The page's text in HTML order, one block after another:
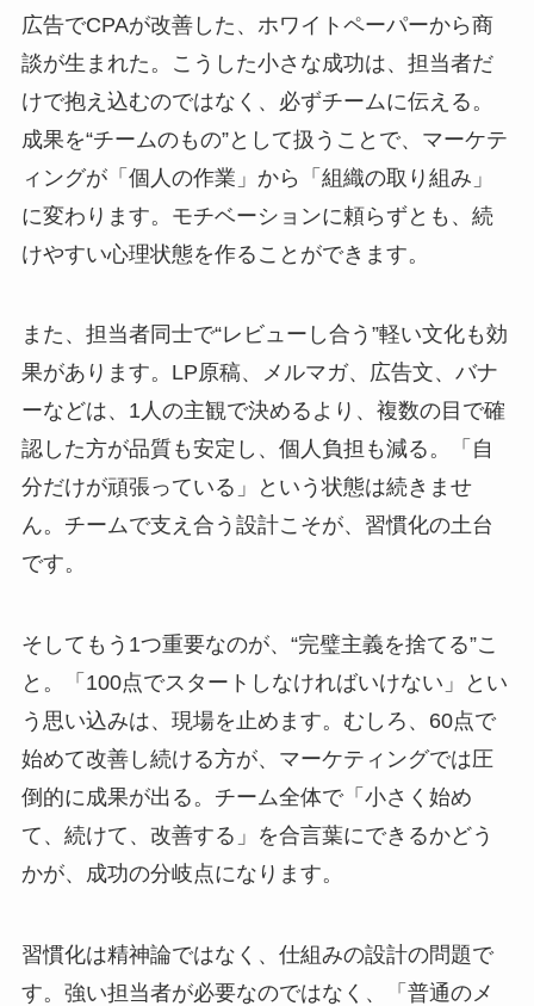
広告でCPAが改善した、ホワイトペーパーから商
談が生まれた。こうした小さな成功は、担当者だ
けで抱え込むのではなく、必ずチームに伝える。
成果を“チームのもの”として扱うことで、マーケテ
ィングが「個人の作業」から「組織の取り組み」
に変わります。モチベーションに頼らずとも、続
けやすい心理状態を作ることができます。
また、担当者同士で“レビューし合う”軽い文化も効
果があります。LP原稿、メルマガ、広告文、バナ
ーなどは、1人の主観で決めるより、複数の目で確
認した方が品質も安定し、個人負担も減る。「自
分だけが頑張っている」という状態は続きませ
ん。チームで支え合う設計こそが、習慣化の土台
です。
そしてもう1つ重要なのが、“完璧主義を捨てる”こ
と。「100点でスタートしなければいけない」とい
う思い込みは、現場を止めます。むしろ、60点で
始めて改善し続ける方が、マーケティングでは圧
倒的に成果が出る。チーム全体で「小さく始め
て、続けて、改善する」を合言葉にできるかどう
かが、成功の分岐点になります。
習慣化は精神論ではなく、仕組みの設計の問題で
す。強い担当者が必要なのではなく、「普通のメ